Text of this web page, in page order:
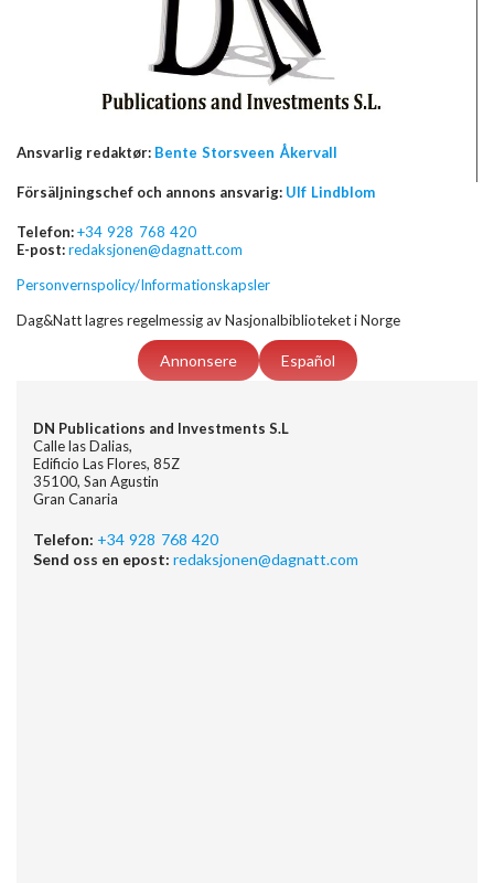
Ansvarlig redaktør: Bente Storsveen Åkervall
Försäljningschef och annons ansvarig: Ulf Lindblom
Telefon:+34 928 768 420
E-post:redaksjonen@dagnatt.com
Personvernspolicy/Informationskapsler
Dag&Natt lagres regelmessig av Nasjonalbiblioteket i Norge
Annonsere Español
DN Publications and Investments S.L
Calle las Dalias,
Edificio Las Flores, 85Z
35100, San Agustin
Gran Canaria
Telefon: +34 928 768 420
Send oss en epost: redaksjonen@dagnatt.com